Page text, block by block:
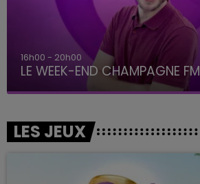
7h00 - 12h00
LE WEEK-END CHAMPAGNE FM
LES JEUX